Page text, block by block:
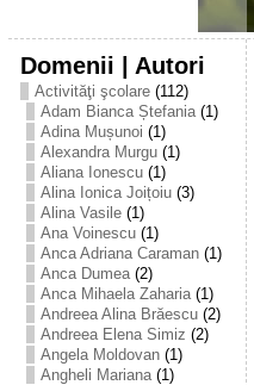
Domenii | Autori
Activităţi şcolare(112)
Adam Bianca Ștefania(1)
Adina Mușunoi (1)
Alexandra Murgu(1)
Aliana Ionescu(1)
Alina Ionica Joițoiu(3)
Alina Vasile(1)
Ana Voinescu(1)
Anca Adriana Caraman(1)
Anca Dumea(2)
Anca Mihaela Zaharia(1)
Andreea Alina Brăescu(2)
Andreea Elena Simiz (2)
Angela Moldovan(1)
Angheli Mariana(1)